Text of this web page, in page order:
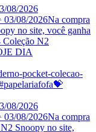
08/2026
08/2026